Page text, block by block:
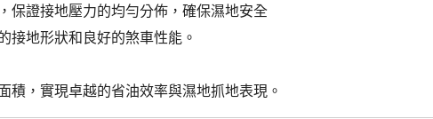
保證接地壓力的均勻分佈，確保濕地安全
接地形狀和良好的煞車性能。
，實現卓越的省油效率與濕地抓地表現。